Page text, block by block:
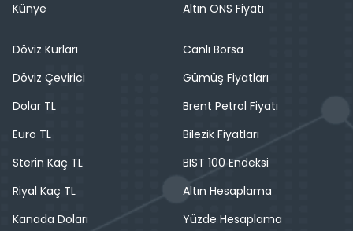
Künye
Altın ONS Fiyatı
Döviz Kurları
Döviz Çevirici
Dolar TL
Euro TL
Sterin Kaç TL
Riyal Kaç TL
Kanada Doları
Canlı Borsa
Gümüş Fiyatları
Brent Petrol Fiyatı
Bilezik Fiyatları
BIST 100 Endeksi
Altın Hesaplama
Yüzde Hesaplama